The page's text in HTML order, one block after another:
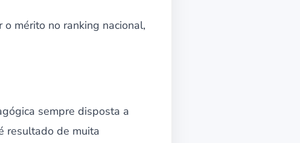
mérito no ranking nacional,
sempre disposta a
resultado de muita